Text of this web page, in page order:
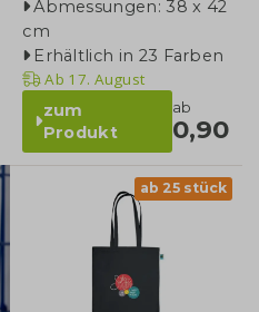
Abmessungen: 38 x 42
cm
Erhältlich in 23 Farben
Ab 17. August
zum
Produkt
ab
0,90
ab 25 stück